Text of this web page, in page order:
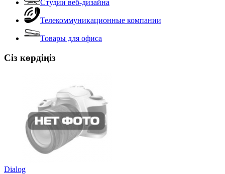
Студии веб-дизайна
Телекоммуникационные компании
Товары для офиса
Сіз көрдіңіз
Dialog